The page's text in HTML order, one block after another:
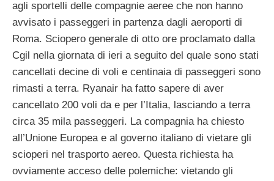
agli sportelli delle compagnie aeree che non hanno
avvisato i passeggeri in partenza dagli aeroporti di
Roma. Sciopero generale di otto ore proclamato dalla
Cgil nella giornata di ieri a seguito del quale sono stati
cancellati decine di voli e centinaia di passeggeri sono
rimasti a terra. Ryanair ha fatto sapere di aver
cancellato 200 voli da e per l’Italia, lasciando a terra
circa 35 mila passeggeri. La compagnia ha chiesto
all’Unione Europea e al governo italiano di vietare gli
scioperi nel trasporto aereo. Questa richiesta ha
ovviamente acceso delle polemiche: vietando gli